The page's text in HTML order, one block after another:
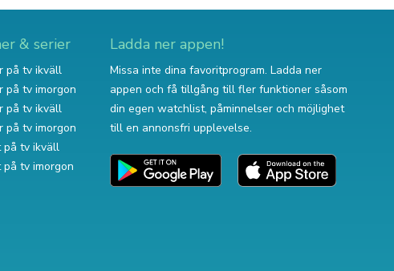
& serier
på tv ikväll
på tv imorgon
på tv ikväll
på tv imorgon
på tv ikväll
på tv imorgon
Ladda ner appen!
Missa inte dina favoritprogram. Ladda ner
appen och få tillgång till fler funktioner såsom
din egen watchlist, påminnelser och möjlighet
till en annonsfri upplevelse.